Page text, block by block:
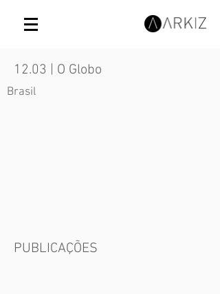
12.03 | O Globo
Brasil
PUBLICAÇÕES